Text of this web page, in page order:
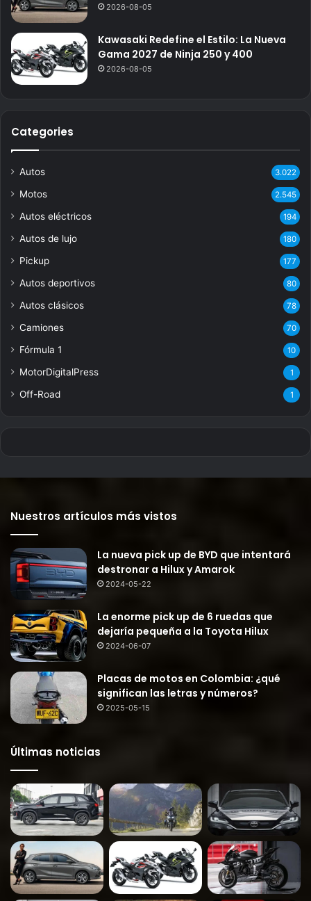
2026-08-05
Kawasaki Redefine el Estilo: La Nueva
Gama 2027 de Ninja 250 y 400
2026-08-05
Categories
Autos 3.022
Motos 2.545
Autos eléctricos 194
Autos de lujo 180
Pickup 177
Autos deportivos 80
Autos clásicos 78
Camiones 70
Fórmula 1 10
MotorDigitalPress 1
Off-Road 1
Nuestros artículos más vistos
La nueva pick up de BYD que intentará
destronar a Hilux y Amarok
2024-05-22
La enorme pick up de 6 ruedas que
dejaría pequeña a la Toyota Hilux
2024-06-07
Placas de motos en Colombia: ¿qué
significan las letras y números?
2025-05-15
Últimas noticias